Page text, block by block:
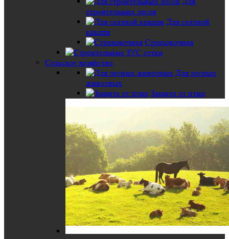
строительных лесов
Для скатной
крыши
Страховочная
Сельское хозяйство
Для лесных
животных
Защита от птиц